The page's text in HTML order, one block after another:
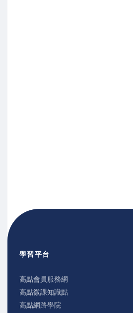
學習平台
高點會員服務網
高點微課知識點
高點網路學院